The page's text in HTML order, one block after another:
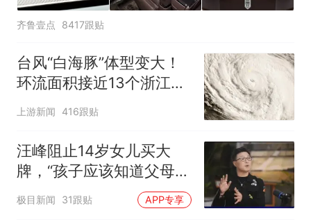
齐鲁壹点 8417跟贴
台风“白海豚”体型变大！
环流面积接近13个浙江那
么大
上游新闻 416跟贴
汪峰阻止14岁女儿买大
牌，“孩子应该知道父母的
不易”，称自己买衣服80%
极目新闻 31跟贴 APP专享